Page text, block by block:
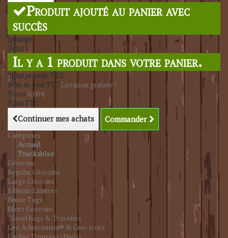
Rechercher
Produit ajouté au panier avec
succès
Quantité
Total
Il y a 1 produit dans votre panier.
Total produits TTC
Frais de port TTC Livraison gratuite !
Taxes 0,00 €
Total TTC
Continuer mes achats Commander
Catégories
Accueil
Trackables
Géocoins
Regular Géocoins
Large Géocoins
Editions Limitées
Name Tags
Micro Géocoins
Travel bugs & Travelers
Geo Achievement® & Geo-score